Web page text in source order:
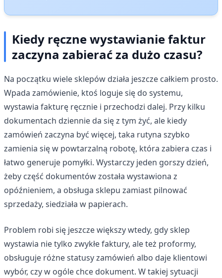
Kiedy ręczne wystawianie faktur
zaczyna zabierać za dużo czasu?
Na początku wiele sklepów działa jeszcze całkiem prosto.
Wpada zamówienie, ktoś loguje się do systemu,
wystawia fakturę ręcznie i przechodzi dalej. Przy kilku
dokumentach dziennie da się z tym żyć, ale kiedy
zamówień zaczyna być więcej, taka rutyna szybko
zamienia się w powtarzalną robotę, która zabiera czas i
łatwo generuje pomyłki. Wystarczy jeden gorszy dzień,
żeby część dokumentów została wystawiona z
opóźnieniem, a obsługa sklepu zamiast pilnować
sprzedaży, siedziała w papierach.
Problem robi się jeszcze większy wtedy, gdy sklep
wystawia nie tylko zwykłe faktury, ale też proformy,
obsługuje różne statusy zamówień albo daje klientowi
wybór, czy w ogóle chce dokument. W takiej sytuacji